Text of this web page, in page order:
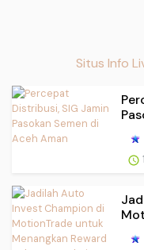
Situs Info